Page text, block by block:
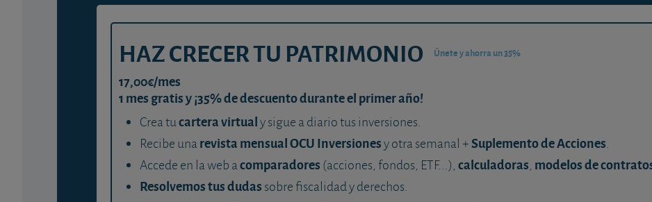
HAZ CRECER TU PATRIMONIO Únete y ahorra un 35%
17,00€/mes
1 mes gratis y ¡35% de descuento durante el primer año!
Crea tucartera virtualy sigue a diario tus inversiones.
Recibe unarevista mensual OCU Inversionesy otra semanal +Suplemento de Acciones.
Accede en la web acomparadores (acciones, fondos, ETF...), calculadoras, modelos de
Resolvemos tus dudas sobre fiscalidad y derechos.